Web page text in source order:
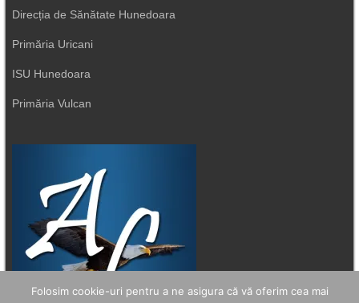
Direcția de Sănătate Hunedoara
Primăria Uricani
ISU Hunedoara
Primăria Vulcan
Folosim cookie-uri pentru a ne asigura că vă oferim cea mai